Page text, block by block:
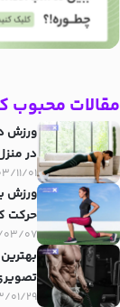
مقالات محبوب
ورزش
در
۱۴۰۳/
حرکت
۱۴۰۳/
۱۴۰۳/